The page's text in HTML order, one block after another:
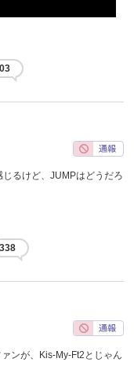
るけど、JUMPはどうだろ
338
ンが、Kis-My-Ft2とじゃん